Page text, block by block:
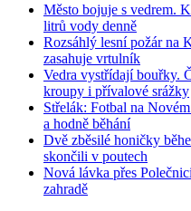
Město bojuje s vedrem.
litrů vody denně
Rozsáhlý lesní požár na
zasahuje vrtulník
Vedra vystřídají bouřky.
kroupy i přívalové srážky
Střelák: Fotbal na
a hodně běhání
Dvě zběsilé honičky
skončili v poutech
Nová lávka přes
zahradě